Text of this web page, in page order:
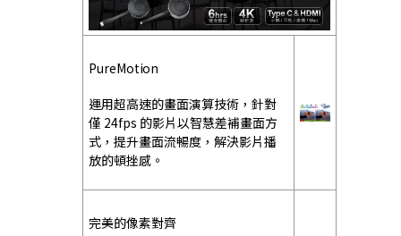
PureMotion
運用超高速的畫面演算技術，針對
僅 24fps 的影片以智慧差補畫面方
式，提升畫面流暢度，解決影片播
放的頓挫感。
完美的像素對齊